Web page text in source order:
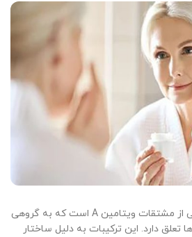
رتینول چیست؟ رتینول یکی از مشتقات ویتامین A است که به گروهی
تعلق دارد. این ترکیبات به دلیل ساختار